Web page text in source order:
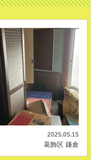
2025.05.15
葛飾区 鎌倉